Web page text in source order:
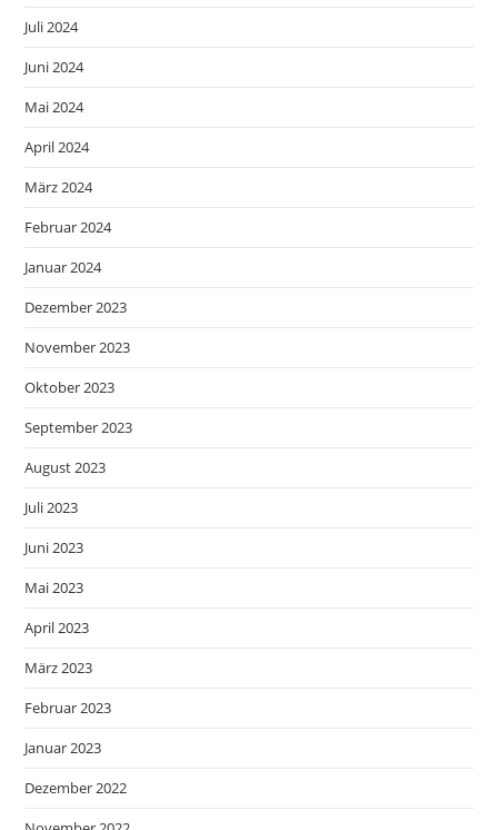
Juli 2024
Juni 2024
Mai 2024
April 2024
März 2024
Februar 2024
Januar 2024
Dezember 2023
November 2023
Oktober 2023
September 2023
August 2023
Juli 2023
Juni 2023
Mai 2023
April 2023
März 2023
Februar 2023
Januar 2023
Dezember 2022